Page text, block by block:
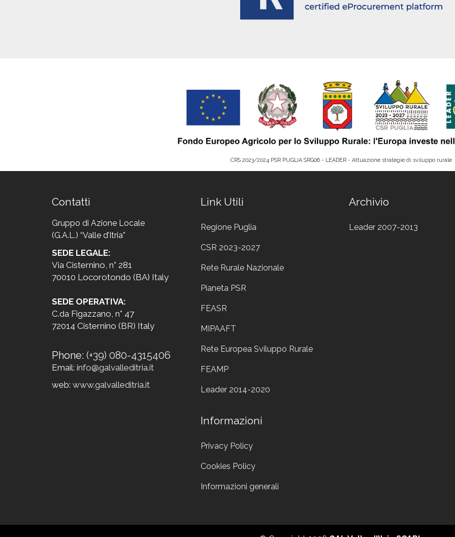
CRS 2023/2024 PSR PUGLIA SRG06 - LEADER - Attuazione strategie di sviluppo rurale
Contatti
Gruppo di Azione Locale
(G.A.L.) “Valle d’Itria”
SEDE LEGALE:
Via Cisternino, n° 281
70010 Locorotondo (BA) Italy
SEDE OPERATIVA:
C.da Figazzano, n° 47
72014 Cisternino (BR) Italy
Phone: (+39) 080-4315406
Email: info@galvalleditria.it
web: www.galvalleditria.it
Link Utili
Regione Puglia
CSR 2023-2027
Rete Rurale Nazionale
Pianeta PSR
FEASR
MIPAAFT
Rete Europea Sviluppo Rurale
FEAMP
Leader 2014-2020
Informazioni
Privacy Policy
Cookies Policy
Informazioni generali
Archivio
Leader 2007-2013